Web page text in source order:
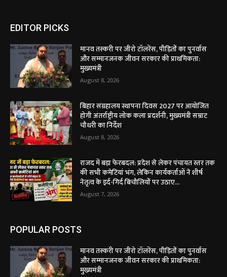
EDITOR PICKS
मानव तस्करी पर जीरो टॉलरेंस, पीड़ितों का पुनर्वास
और सम्मानजनक जीवन सरकार की प्राथमिकता:
मुख्यमंत्री
August 8, 2026
बिहार संग्रहालय स्थापना दिवस 2027 पर आयोजित
होगी अंतर्राष्ट्रीय लोक कला प्रदर्शनी, मुख्यमंत्री सम्राट
चौधरी का निर्देश
August 8, 2026
राजद में बड़ा फेरबदल: प्रदेश से लेकर पंचायत स्तर तक
की सभी कमेटियां भंग, लेकिन कार्यकर्ताओं ने शीर्ष
नेतृत्व के इर्द-गिर्द बिचौलियों पर उठाए...
August 7, 2026
POPULAR POSTS
मानव तस्करी पर जीरो टॉलरेंस, पीड़ितों का पुनर्वास
और सम्मानजनक जीवन सरकार की प्राथमिकता:
मुख्यमंत्री